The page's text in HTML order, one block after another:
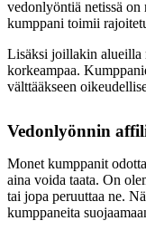
vedonlyöntiä netissä
kumppani toimii
Lisäksi joillakin alueilla
korkeampaa.
välttääkseen
Vedonlyönnin
Monet kumppanit
aina voida taata. On
tai jopa peruuttaa ne.
kumppaneita